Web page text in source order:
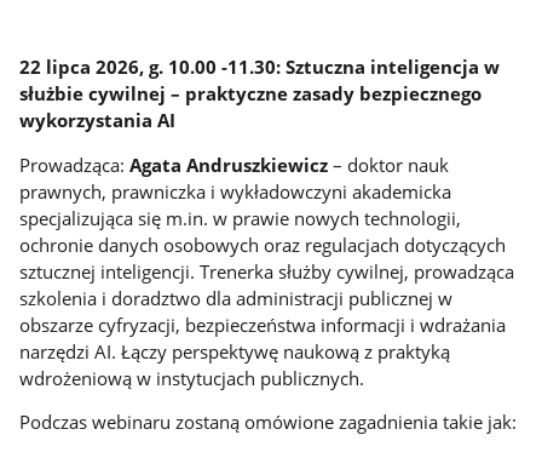
22 lipca 2026, g. 10.00 -11.30: Sztuczna inteligencja w
służbie cywilnej – praktyczne zasady bezpiecznego
wykorzystania AI
Prowadząca:Agata Andruszkiewicz – doktor nauk
prawnych, prawniczka i wykładowczyni akademicka
specjalizująca się m.in. w prawie nowych technologii,
ochronie danych osobowych oraz regulacjach dotyczących
sztucznej inteligencji. Trenerka służby cywilnej, prowadząca
szkolenia i doradztwo dla administracji publicznej w
obszarze cyfryzacji, bezpieczeństwa informacji i wdrażania
narzędzi AI. Łączy perspektywę naukową z praktyką
wdrożeniową w instytucjach publicznych.
Podczas webinaru zostaną omówione zagadnienia takie jak: